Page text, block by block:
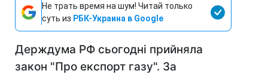
Не трать время на шум! Читай только
суть из РБК-Украина в Google
Держдума РФ сьогодні прийняла
закон "Про експорт газу". За